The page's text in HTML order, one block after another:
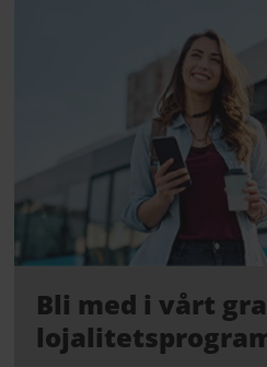
Bli med i vårt